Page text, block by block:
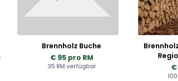
Brennholz Buche
€ 95 pro RM
35 RM verfügbar €